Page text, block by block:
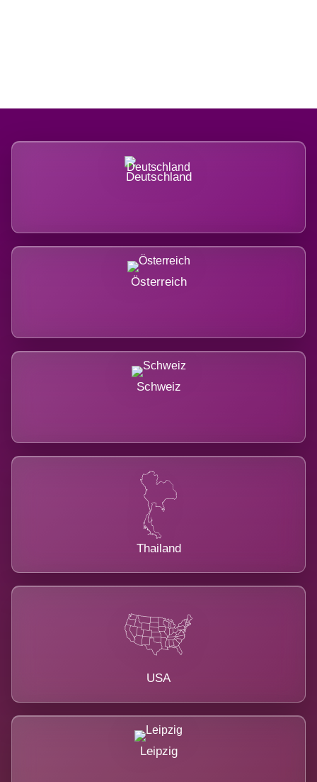
Deutschland
Österreich
Schweiz
Thailand
USA
Leipzig